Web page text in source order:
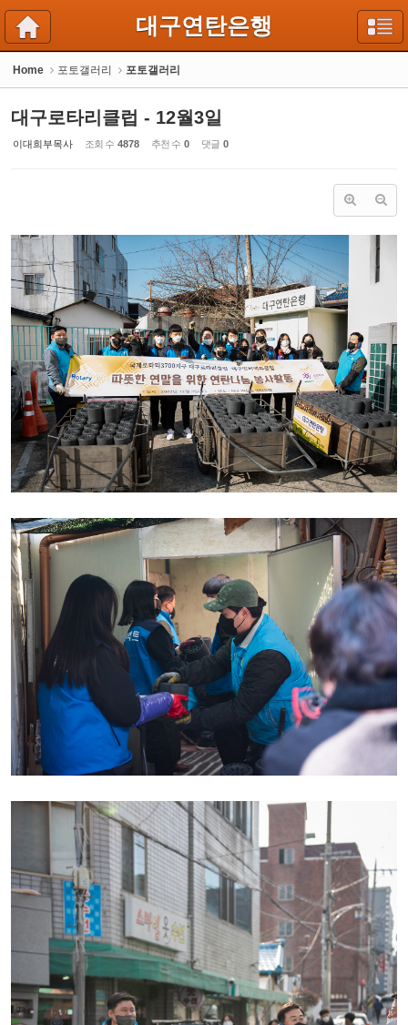
대구연탄은행
Home 포토갤러리 포토갤러리
대구로타리클럽 - 12월3일
이대희부목사 조회 수 4878 추천 수 0 댓글 0